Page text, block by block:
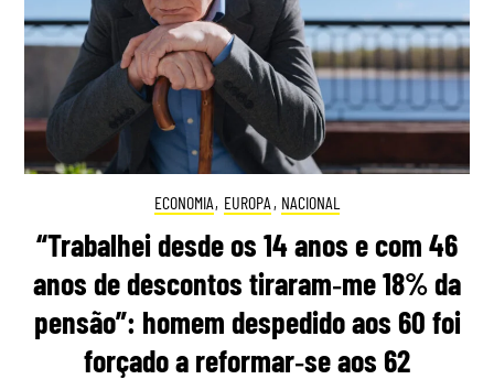
ECONOMIA, EUROPA , NACIONAL
“Trabalhei desde os 14 anos e com 46
anos de descontos tiraram‑me 18% da
pensão”: homem despedido aos 60 foi
forçado a reformar‑se aos 62